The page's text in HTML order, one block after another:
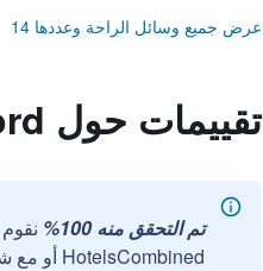
عرض جميع وسائل الراحة وعددها 14
تقييمات حول Travelodge Chelmsford
تم التحقق منه 100%
HotelsCombined أو مع شركائنا الخارجيين الموثوقين.